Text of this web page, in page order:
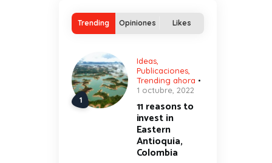
Trending Opiniones Likes
Ideas,
Publicaciones,
Trending ahora
1 octubre, 2022
11 reasons to
invest in
Eastern
Antioquia,
Colombia